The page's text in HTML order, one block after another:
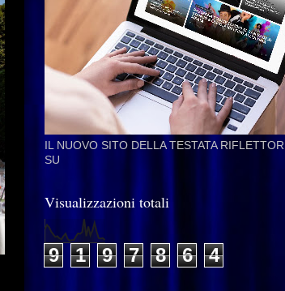
IL NUOVO SITO DELLA TESTATA RIFLETTORI
SU
Visualizzazioni totali
9 1 9 7 8 6 4